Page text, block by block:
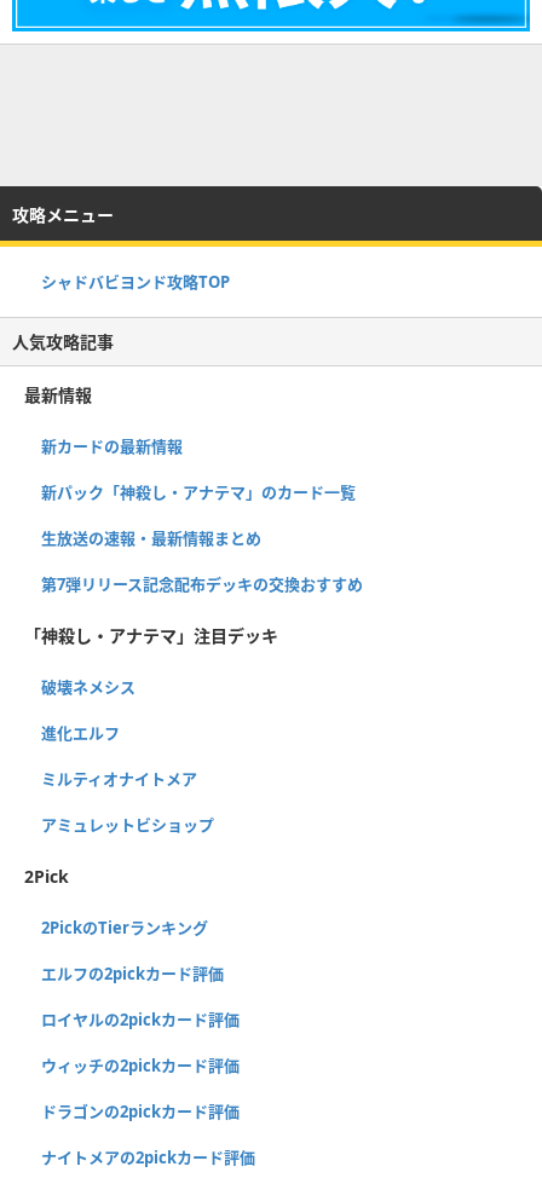
攻略メニュー
シャドバビヨンド攻略TOP
人気攻略記事
最新情報
新カードの最新情報
新パック「神殺し・アナテマ」のカード一覧
生放送の速報・最新情報まとめ
第7弾リリース記念配布デッキの交換おすすめ
「神殺し・アナテマ」注目デッキ
破壊ネメシス
進化エルフ
ミルティオナイトメア
アミュレットビショップ
2Pick
2PickのTierランキング
エルフの2pickカード評価
ロイヤルの2pickカード評価
ウィッチの2pickカード評価
ドラゴンの2pickカード評価
ナイトメアの2pickカード評価